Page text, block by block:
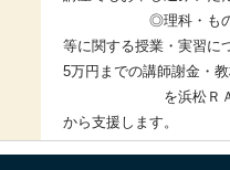
◎理科・もの
等に関する授業・実習に
5万円までの講師謝金・
を浜松ＲＡ
から支援します。